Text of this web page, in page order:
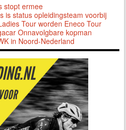
stopt ermee
is status opleidingsteam voorbij
Tour worden Eneco Tour
Onnavolgbare kopman
in Noord-Nederland